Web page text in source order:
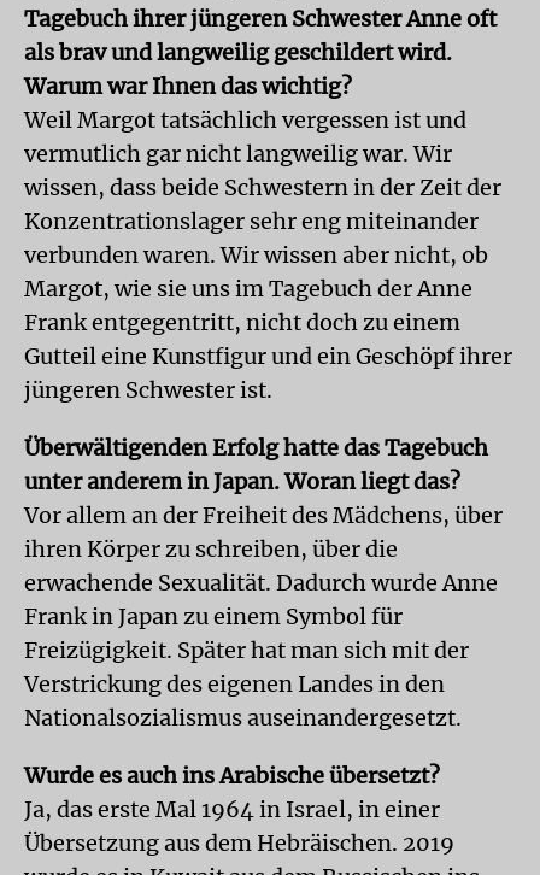
Tagebuch ihrer jüngeren Schwester Anne oft
als brav und langweilig geschildert wird.
Warum war Ihnen das wichtig?
Weil Margot tatsächlich vergessen ist und
vermutlich gar nicht langweilig war. Wir
wissen, dass beide Schwestern in der Zeit der
Konzentrationslager sehr eng miteinander
verbunden waren. Wir wissen aber nicht, ob
Margot, wie sie uns im Tagebuch der Anne
Frank entgegentritt, nicht doch zu einem
Gutteil eine Kunstfigur und ein Geschöpf ihrer
jüngeren Schwester ist.
Überwältigenden Erfolg hatte das Tagebuch
unter anderem in Japan. Woran liegt das?
Vor allem an der Freiheit des Mädchens, über
ihren Körper zu schreiben, über die
erwachende Sexualität. Dadurch wurde Anne
Frank in Japan zu einem Symbol für
Freizügigkeit. Später hat man sich mit der
Verstrickung des eigenen Landes in den
Nationalsozialismus auseinandergesetzt.
Wurde es auch ins Arabische übersetzt?
Ja, das erste Mal 1964 in Israel, in einer
Übersetzung aus dem Hebräischen. 2019